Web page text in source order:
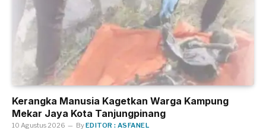
Kerangka Manusia Kagetkan Warga Kampung
Mekar Jaya Kota Tanjungpinang
10 Agustus 2026 ByEDITOR : ASFANEL